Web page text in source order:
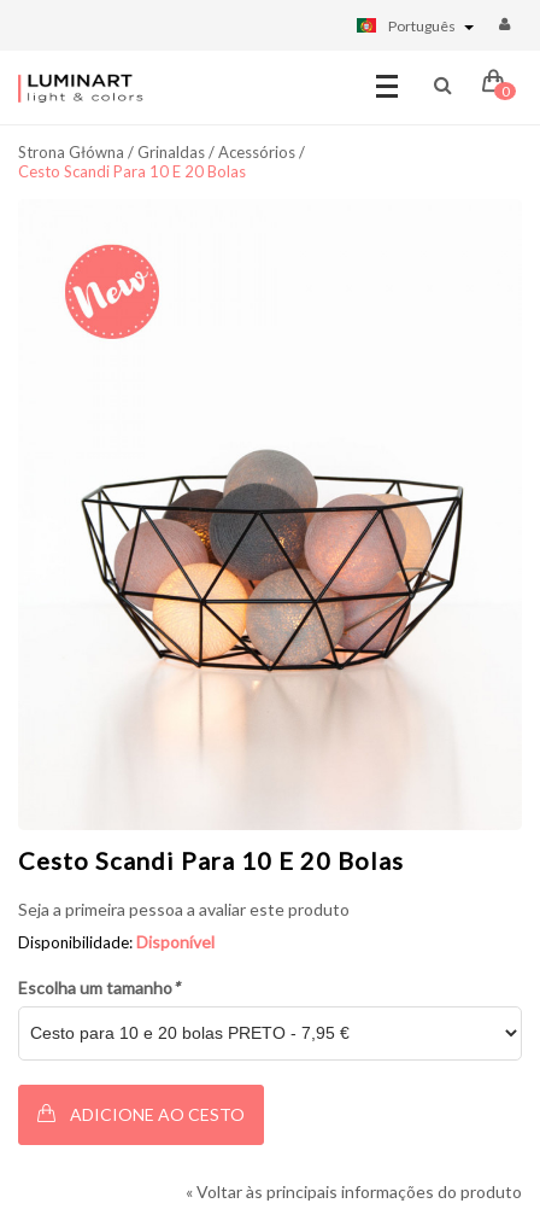
Português
0
Strona Główna / Grinaldas/Acessórios/
Cesto Scandi Para 10 E 20 Bolas
Cesto Scandi Para 10 E 20 Bolas
Seja a primeira pessoa a avaliar este produto
Disponibilidade:Disponível
Escolha um tamanho*
ADICIONE AO CESTO
«Voltar às principais informações do produto